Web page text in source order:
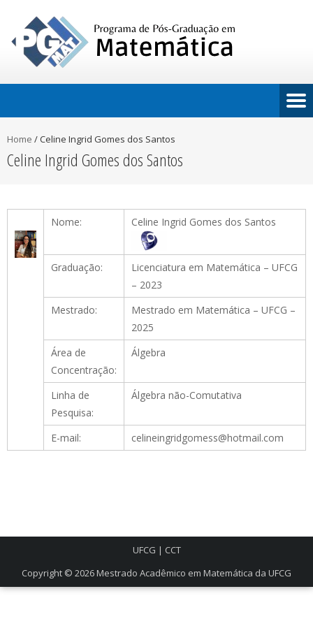
Home /Celine Ingrid Gomes dos Santos
Celine Ingrid Gomes dos Santos
Nome: Celine Ingrid Gomes dos Santos
Graduação:
Licenciatura em Matemática – UFCG
– 2023
Mestrado:
Mestrado em Matemática – UFCG –
2025
Área de
Concentração:
Álgebra
Linha de
Pesquisa:
Álgebra não-Comutativa
E-mail: celineingridgomess@hotmail.com
UFCG | CCT
Copyright © 2026Mestrado Acadêmico em Matemática da UFCG